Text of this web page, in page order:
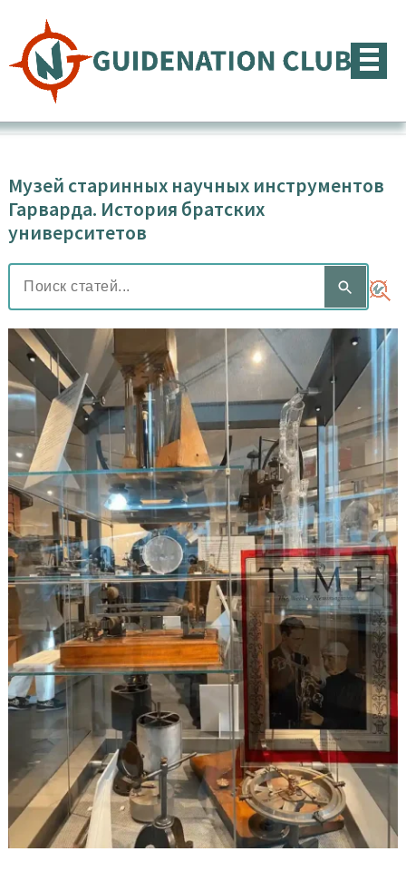
содержимому
Музей старинных научных инструментов
Гарварда. История братских
университетов